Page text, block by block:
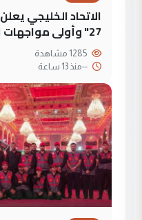
الاتحاد الخليجي
27" وأولى مواجهات العراق
--منذ 13 ساعة